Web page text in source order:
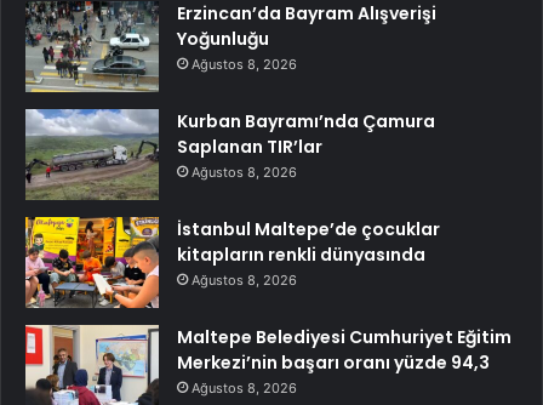
Erzincan’da Bayram Alışverişi
Yoğunluğu
Ağustos 8, 2026
Kurban Bayramı’nda Çamura
Saplanan TIR’lar
Ağustos 8, 2026
İstanbul Maltepe’de çocuklar
kitapların renkli dünyasında
Ağustos 8, 2026
Maltepe Belediyesi Cumhuriyet Eğitim
Merkezi’nin başarı oranı yüzde 94,3
Ağustos 8, 2026